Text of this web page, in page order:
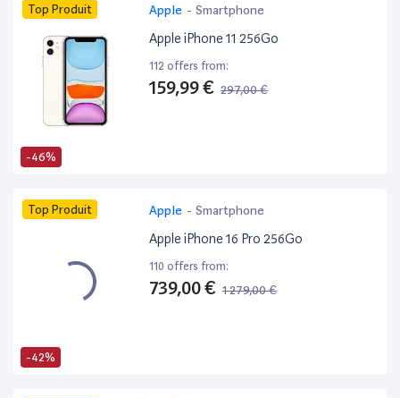
-46%
Top Produit Apple - Smartphone
Apple iPhone 11 256Go
112 offers from:
159,99 € 297,00 €
-42%
Top Produit Apple - Smartphone
Apple iPhone 16 Pro 256Go
110 offers from:
739,00 € 1 279,00 €